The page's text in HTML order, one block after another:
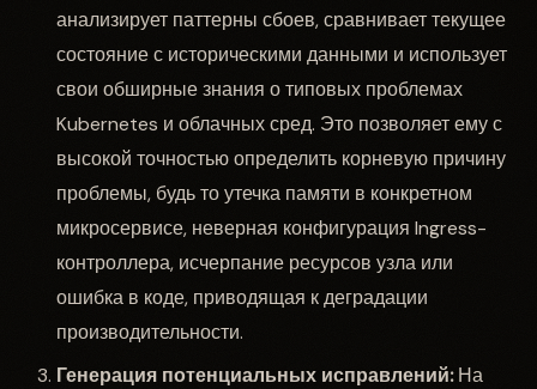
анализирует паттерны сбоев, сравнивает текущее
состояние с историческими данными и использует
свои обширные знания о типовых проблемах
Kubernetes и облачных сред. Это позволяет ему с
высокой точностью определить корневую причину
проблемы, будь то утечка памяти в конкретном
микросервисе, неверная конфигурация Ingress-
контроллера, исчерпание ресурсов узла или
ошибка в коде, приводящая к деградации
производительности.
Генерация потенциальных исправлений:На